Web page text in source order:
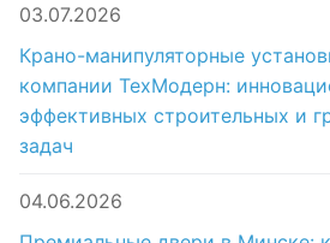
03.07.2026
Крано-манипуляторные
компании ТехМодерн:
эффективных строительных и
задач
04.06.2026